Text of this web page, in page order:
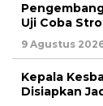
Uji Coba
9 Agustus
Kepala
Disiapkan